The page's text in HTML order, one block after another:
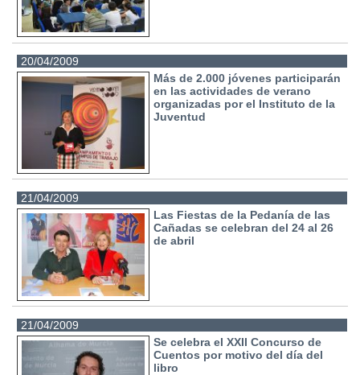
20/04/2009
Más de 2.000 jóvenes participarán
en las actividades de verano
organizadas por el Instituto de la
Juventud
21/04/2009
Las Fiestas de la Pedanía de las
Cañadas se celebran del 24 al 26
de abril
21/04/2009
Se celebra el XXII Concurso de
Cuentos por motivo del día del
libro